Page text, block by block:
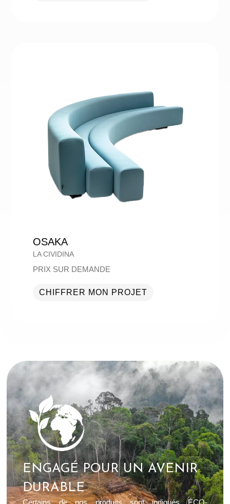
OSAKA
LA CIVIDINA
PRIX SUR DEMANDE
CHIFFRER MON PROJET
ENGAGÉ POUR UN AVENIR
DURABLE
Certains de nos produits sont indiqués ÉCO-